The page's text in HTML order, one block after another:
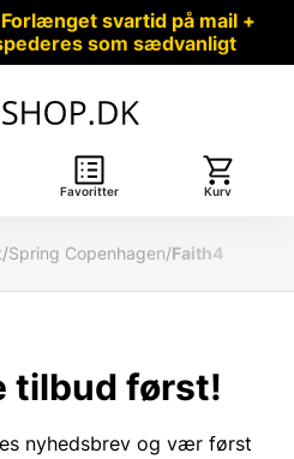
svartid på mail +
som sædvanligt
Favoritter Kurv
/Spring Copenhagen/Faith4
tilbud først!
nyhedsbrev og vær først